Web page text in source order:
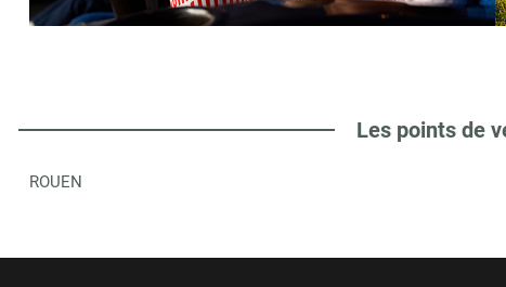
Les points de
ROUEN